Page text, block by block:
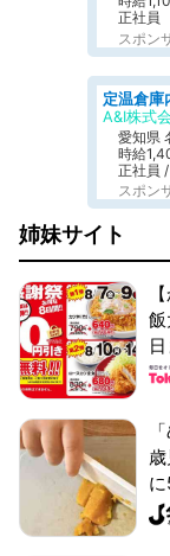
正社員
スポン
定温倉庫
A&I株式
愛知県
時給
正社員
スポン
姉妹サイト